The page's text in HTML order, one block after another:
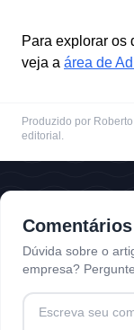
Para explorar os
veja a área de
Produzido por
editorial.
Comentários
Dúvida sobre o
empresa?